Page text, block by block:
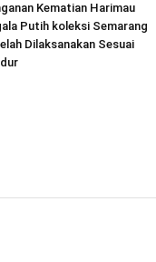
Kematian Harimau
Putih koleksi Semarang
Dilaksanakan Sesuai